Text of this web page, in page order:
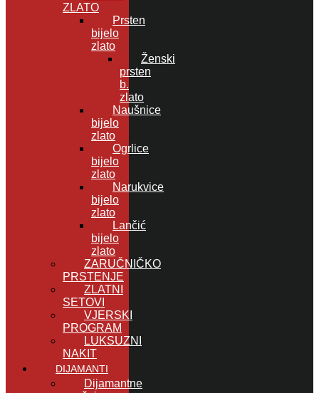
ZLATO
Prsten
bijelo
zlato
Ženski
prsten
b.
zlato
Naušnice
bijelo
zlato
Ogrlice
bijelo
zlato
Narukvice
bijelo
zlato
Lančić
bijelo
zlato
ZARUČNIČKO
PRSTENJE
ZLATNI
SETOVI
VJERSKI
PROGRAM
LUKSUZNI
NAKIT
DIJAMANTI
Dijamantne